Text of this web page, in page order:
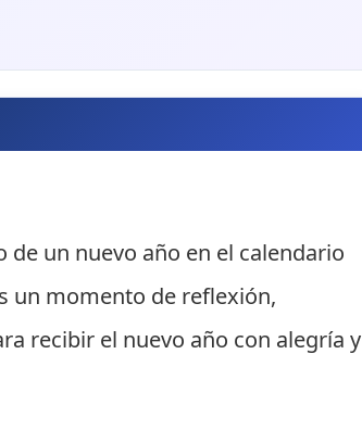
un nuevo año en el calendario
un momento de reflexión,
recibir el nuevo año con alegría y